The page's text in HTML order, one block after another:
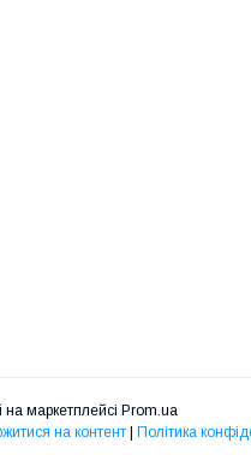
маркетплейсі Prom.ua
на контент Політика